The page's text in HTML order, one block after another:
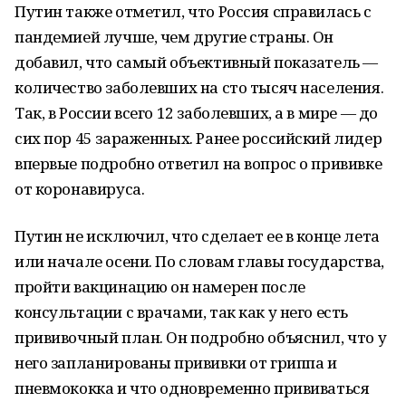
Путин также отметил, что Россия справилась с
пандемией лучше, чем другие страны. Он
добавил, что самый объективный показатель —
количество заболевших на сто тысяч населения.
Так, в России всего 12 заболевших, а в мире — до
сих пор 45 зараженных. Ранее российский лидер
впервые подробно ответил на вопрос о прививке
от коронавируса.
Путин не исключил, что сделает ее в конце лета
или начале осени. По словам главы государства,
пройти вакцинацию он намерен после
консультации с врачами, так как у него есть
прививочный план. Он подробно объяснил, что у
него запланированы прививки от гриппа и
пневмококка и что одновременно прививаться